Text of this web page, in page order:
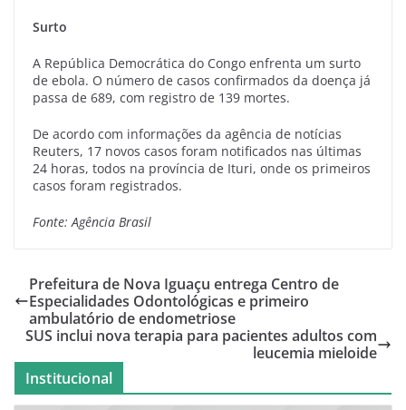
Surto
A República Democrática do Congo enfrenta um surto
de ebola. O número de casos confirmados da doença já
passa de 689, com registro de 139 mortes.
De acordo com informações da agência de notícias
Reuters, 17 novos casos foram notificados nas últimas
24 horas, todos na província de Ituri, onde os primeiros
casos foram registrados.
Fonte: Agência Brasil
Prefeitura de Nova Iguaçu entrega Centro de
Especialidades Odontológicas e primeiro
ambulatório de endometriose
SUS inclui nova terapia para pacientes adultos com
leucemia mieloide
Institucional